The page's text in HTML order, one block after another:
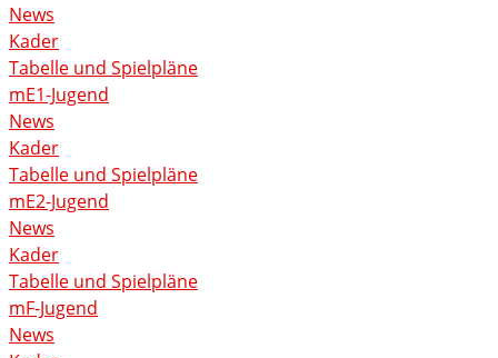
News
Kader
Tabelle und Spielpläne
mE1-Jugend
News
Kader
Tabelle und Spielpläne
mE2-Jugend
News
Kader
Tabelle und Spielpläne
mF-Jugend
News